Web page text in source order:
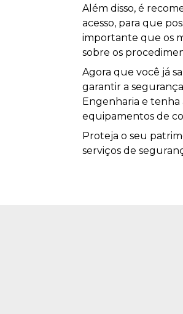
Além disso, é
acesso, para que
importante que os
sobre os
Agora que você já
garantir a
Engenharia e tenha
equipamentos de
Proteja o seu
serviços de